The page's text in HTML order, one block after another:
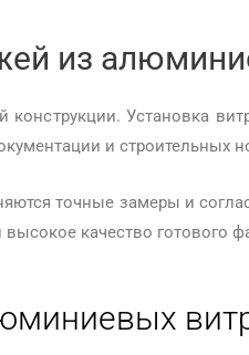
из
конструкции. Установка
и строительных
точные замеры и
качество готового